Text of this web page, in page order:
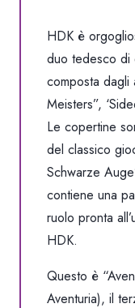
HDK è
duo tedesco di
composta dagli
Meisters”,
Le copertine
del classico
Schwarze
contiene una
ruolo pronta
HDK.
Questo è
Aventuria), il